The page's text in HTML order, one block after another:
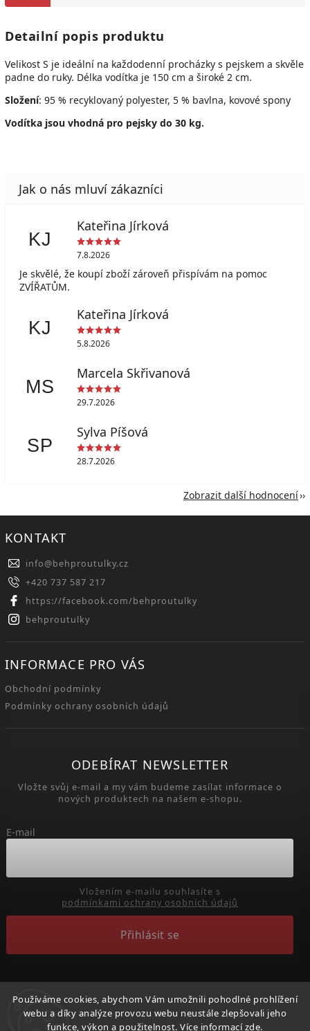
Používáme cookies, abychom Vám umožnili pohodlné prohlížení
webu a díky analýze provozu webu neustále zlepšovali jeho
funkce, výkon a použitelnost. Více informacízde.
Detailní popis produktu
Velikost S je ideální na každodenní procházky s pejskem a skvěle
padne do ruky. Délka vodítka je 150 cm a široké 2 cm.
Složení: 95 % recyklovaný polyester, 5 % bavlna, kovové spony
Vodítka jsou vhodná pro pejsky do 30 kg.
KJ
Kateřina Jírková
7.8.2026
Je skvělé, že koupí zboží zároveň přispívám na pomoc
ZVÍŘATŮM.
KJ
Kateřina Jírková
5.8.2026
MS
Marcela Skřivanová
29.7.2026
SP
Sylva Píšová
28.7.2026
Zobrazit další hodnocení
KONTAKT
info@behproutulky.cz
+420 737 587 217
https://facebook.com/behproutulky
behproutulky
INFORMACE PRO VÁS
Obchodní podmínky
Podmínky ochrany osobních údajů
ODEBÍRAT NEWSLETTER
Vložte svůj e-mail a my vám budeme zasílat informace o
nových produktech na našem e-shopu.
E-mail
podmínkami ochrany osobních údajů
Přihlásit se
Copyright 2026Běhejme a pomáhejme útulkům. Všechna